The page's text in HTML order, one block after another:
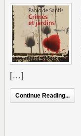
[…]
Continue Reading...